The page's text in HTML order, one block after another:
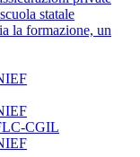
statale
la formazione, un
CGIL